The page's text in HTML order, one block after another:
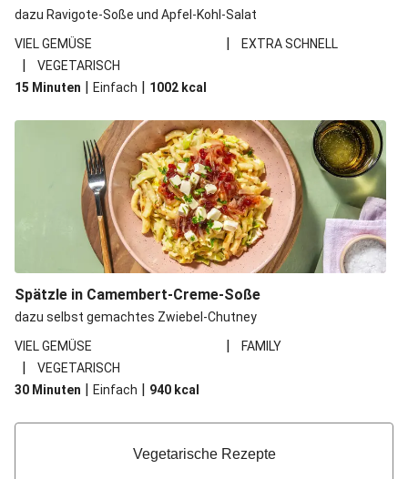
dazu Ravigote-Soße und Apfel-Kohl-Salat
VIEL GEMÜSE
| EXTRA SCHNELL
|
VEGETARISCH
15 Minuten | Einfach | 1002 kcal
Spätzle in Camembert-Creme-Soße
dazu selbst gemachtes Zwiebel-Chutney
VIEL GEMÜSE
| FAMILY
|
VEGETARISCH
30 Minuten | Einfach | 940 kcal
Vegetarische Rezepte